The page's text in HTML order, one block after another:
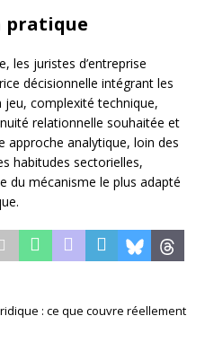
pratique
les juristes d’entreprise
décisionnelle intégrant les
complexité technique,
relationnelle souhaitée et
approche analytique, loin des
habitudes sectorielles,
du mécanisme le plus adapté
: ce que couvre réellement